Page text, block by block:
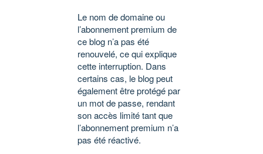
Le nom de domaine ou
l’abonnement premium de
ce blog n’a pas été
renouvelé, ce qui explique
cette interruption. Dans
certains cas, le blog peut
également être protégé par
un mot de passe, rendant
son accès limité tant que
l’abonnement premium n’a
pas été réactivé.